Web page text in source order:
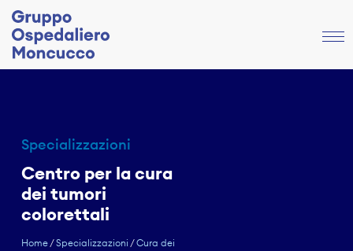
Specializzazioni
Centro per la cura
dei tumori
colorettali
Home /Specializzazioni /Cura dei